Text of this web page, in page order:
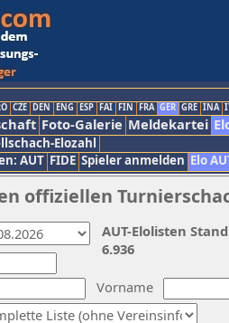
CZE DEN ENG ESP FAI FIN FRA GER GRE INA
Foto-Galerie Meldekartei
Elozahl
AUT FIDE Spieler anmelden Elo
offiziellen
Vorname
AUT-Elolisten
6.936